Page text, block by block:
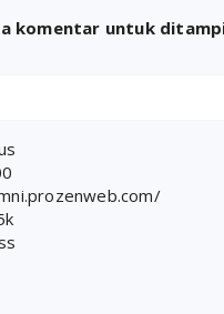
komentar untuk